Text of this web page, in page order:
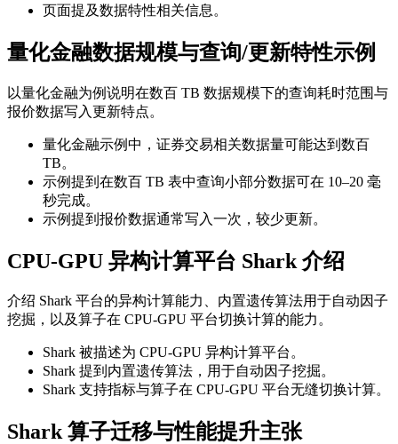
页面提及数据特性相关信息。
量化金融数据规模与查询/更新特性示例
以量化金融为例说明在数百 TB 数据规模下的查询耗时范围与
报价数据写入更新特点。
量化金融示例中，证券交易相关数据量可能达到数百
TB。
示例提到在数百 TB 表中查询小部分数据可在 10–20 毫
秒完成。
示例提到报价数据通常写入一次，较少更新。
CPU-GPU 异构计算平台 Shark 介绍
介绍 Shark 平台的异构计算能力、内置遗传算法用于自动因子
挖掘，以及算子在 CPU-GPU 平台切换计算的能力。
Shark 被描述为 CPU-GPU 异构计算平台。
Shark 提到内置遗传算法，用于自动因子挖掘。
Shark 支持指标与算子在 CPU-GPU 平台无缝切换计算。
Shark 算子迁移与性能提升主张